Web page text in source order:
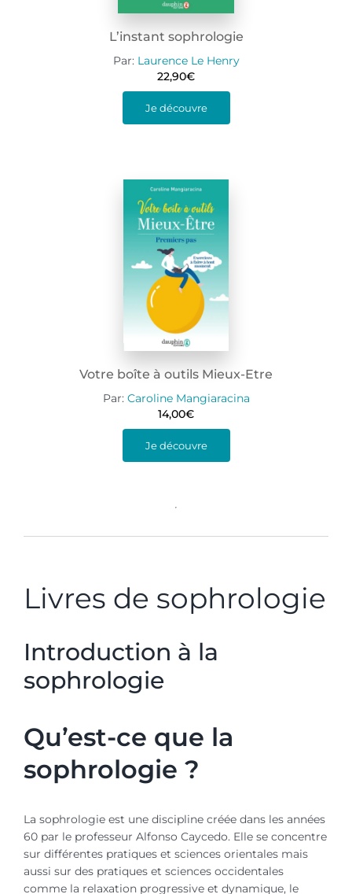
L’instant sophrologie
Par: Laurence Le Henry
22,90€
Je découvre
Votre boîte à outils Mieux-Etre
Par: Caroline Mangiaracina
14,00€
Je découvre
Livres de sophrologie
Introduction à la
sophrologie
Qu’est-ce que la
sophrologie ?
La sophrologie est une discipline créée dans les années
60 par le professeur Alfonso Caycedo. Elle se concentre
sur différentes pratiques et sciences orientales mais
aussi sur des pratiques et sciences occidentales
comme la relaxation progressive et dynamique, le